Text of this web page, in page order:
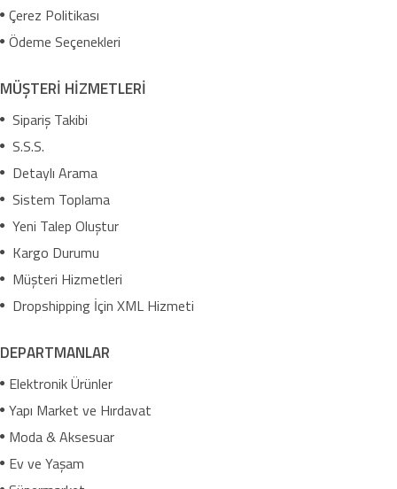
Çerez Politikası
Ödeme Seçenekleri
MÜŞTERİ HİZMETLERİ
Sipariş Takibi
S.S.S.
Detaylı Arama
Sistem Toplama
Yeni Talep Oluştur
Kargo Durumu
Müşteri Hizmetleri
Dropshipping İçin XML Hizmeti
DEPARTMANLAR
Elektronik Ürünler
Yapı Market ve Hırdavat
Moda & Aksesuar
Ev ve Yaşam